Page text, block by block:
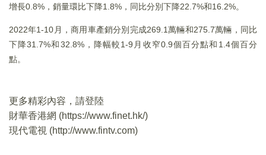
增長0.8%，銷量環比下降1.8%，同比分別下降22.7%和16.2%。
2022年1-10月，商用車產銷分別完成269.1萬輛和275.7萬輛，同比
下降31.7%和32.8%，降幅較1-9月收窄0.9個百分點和1.4個百分
點。
更多精彩內容，請登陸
財華香港網 (https://www.finet.hk/)
現代電視 (http://www.fintv.com)